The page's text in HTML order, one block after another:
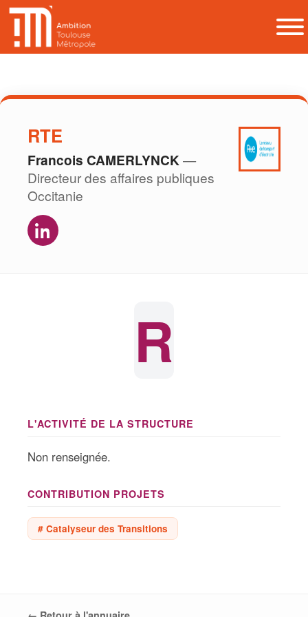
RTE
Francois CAMERLYNCK—
Directeur des affaires publiques
Occitanie
R
L'ACTIVITÉ DE LA STRUCTURE
Non renseignée.
CONTRIBUTION PROJETS
# Catalyseur des Transitions